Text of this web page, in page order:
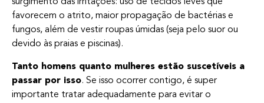
surgimento das irritações: uso de tecidos leves que
favorecem o atrito, maior propagação de bactérias e
fungos, além de vestir roupas úmidas (seja pelo suor ou
devido às praias e piscinas).
Tanto homens quanto mulheres estão suscetíveis a
passar por isso. Se isso ocorrer contigo, é super
importante tratar adequadamente para evitar o